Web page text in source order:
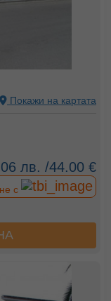
Покажи на картата
лв. /44.00 €
с